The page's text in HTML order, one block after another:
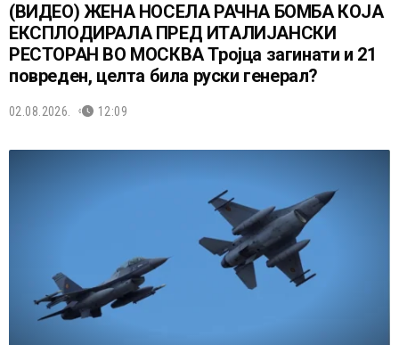
(ВИДЕО) ЖЕНА НОСЕЛА РАЧНА БОМБА КОЈА
ЕКСПЛОДИРАЛА ПРЕД ИТАЛИЈАНСКИ
РЕСТОРАН ВО МОСКВА Тројца загинати и 21
повреден, целта била руски генерал?
02.08.2026. 12:09